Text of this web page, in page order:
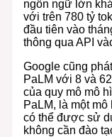
ngôn ngữ lớn
với trên 780 tỷ
đầu tiên vào
thông qua API
Google cũng
PaLM với 8 và
của quy mô mô
PaLM, là một
có thể được sử
không cần đào